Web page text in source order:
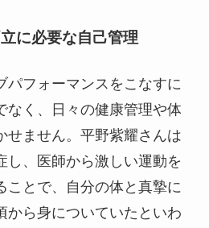
に必要な自己管理
パフォーマンスをこなすに
なく、日々の健康管理や体
せません。平野紫耀さんは
し、医師から激しい運動を
ことで、自分の体と真摯に
から身についていたといわ